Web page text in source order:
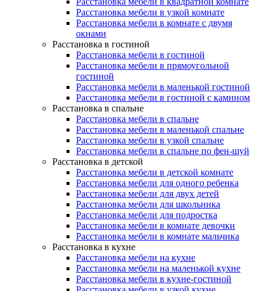
Расстановка мебели в узкой комнате
Расстановка мебели в комнате с двумя
окнами
Расстановка в гостиной
Расстановка мебели в гостиной
Расстановка мебели в прямоугольной
гостиной
Расстановка мебели в маленькой гостиной
Расстановка мебели в гостиной с камином
Расстановка в спальне
Расстановка мебели в спальне
Расстановка мебели в маленькой спальне
Расстановка мебели в узкой спальне
Расстановка мебели в спальне по фен-шуй
Расстановка в детской
Расстановка мебели в детской комнате
Расстановка мебели для одного ребенка
Расстановка мебели для двух детей
Расстановка мебели для школьника
Расстановка мебели для подростка
Расстановка мебели в комнате девочки
Расстановка мебели в комнате мальчика
Расстановка в кухне
Расстановка мебели на кухне
Расстановка мебели на маленькой кухне
Расстановка мебели в кухне-гостиной